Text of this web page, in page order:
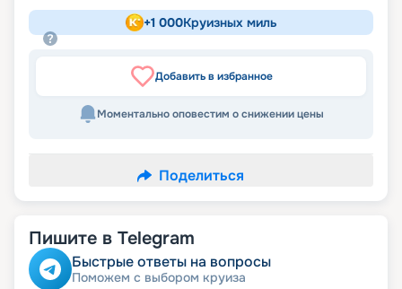
+1 000Круизных миль
Добавить в избранное
Моментально оповестим о снижении цены
Поделиться
Пишите в Telegram
Быстрые ответы на вопросы
Поможем с выбором круиза